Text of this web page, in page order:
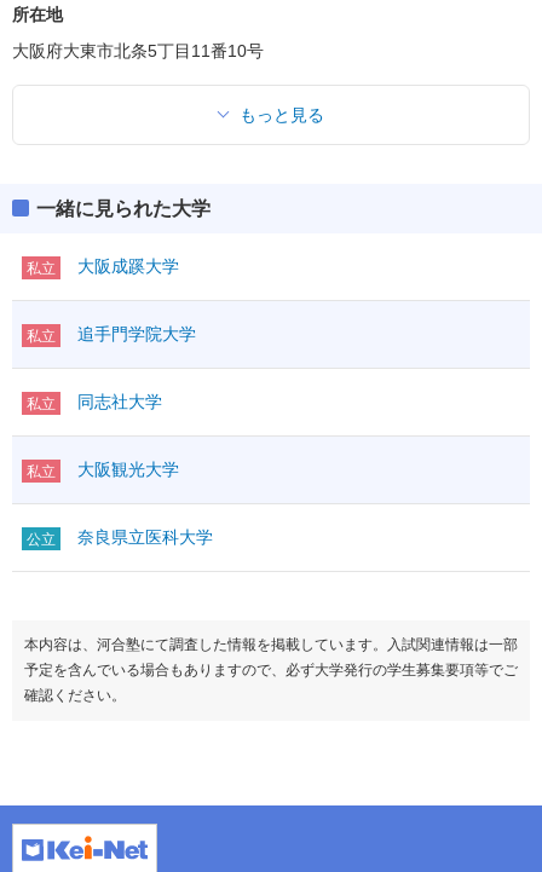
所在地
大阪府大東市北条5丁目11番10号
もっと見る
一緒に見られた大学
私立 大阪成蹊大学
私立 追手門学院大学
私立 同志社大学
私立 大阪観光大学
公立 奈良県立医科大学
本内容は、河合塾にて調査した情報を掲載しています。入試関連情報は一部
予定を含んでいる場合もありますので、必ず大学発行の学生募集要項等でご
確認ください。